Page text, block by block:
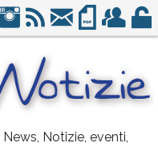
Notizie, eventi,